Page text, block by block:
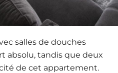
salles de douches
absolu, tandis que deux
de cet appartement.